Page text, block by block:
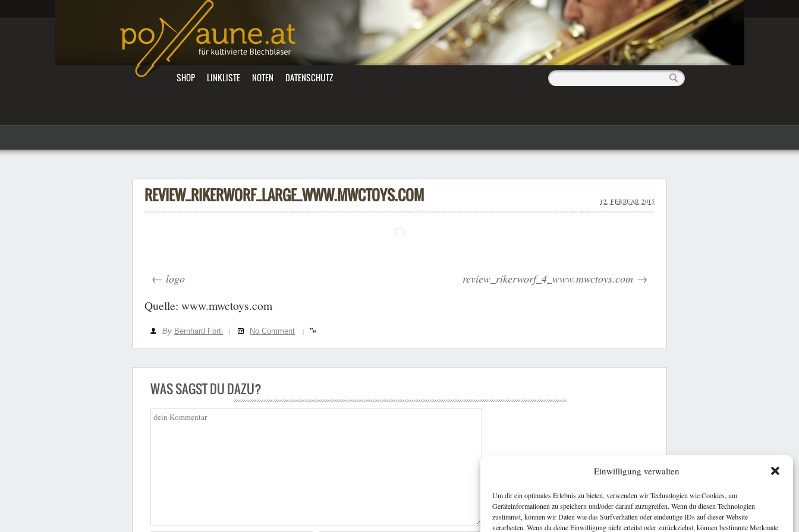
Einwilligung verwalten
Um dir ein optimales Erlebnis zu bieten, verwenden wir Technologien wie Cookies, um
Geräteinformationen zu speichern und/oder darauf zuzugreifen. Wenn du diesen Technologien
zustimmst, können wir Daten wie das Surfverhalten oder eindeutige IDs auf dieser Website
verarbeiten. Wenn du deine Einwilligung nicht erteilst oder zurückziehst, können bestimmte Merkmale
SHOP LINKLISTE NOTEN DATENSCHUTZ
REVIEW_RIKERWORF_LARGE_WWW.MWCTOYS.COM 12. FEBRUAR 2015
logo review_rikerworf_4_www.mwctoys.com
Quelle: www.mwctoys.com
By Bernhard Forti | No Comment |
WAS SAGST DU DAZU?